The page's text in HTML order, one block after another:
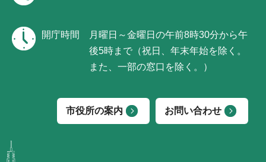
開庁時間
月曜日～金曜日の午前8時30分から午
後5時まで（祝日、年末年始を除く。
また、一部の窓口を除く。）
市役所の案内 お問い合わせ